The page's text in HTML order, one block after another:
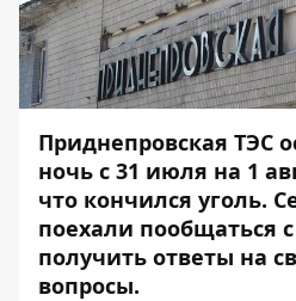
Приднепровская ТЭС
ночь с 31 июля на 1
что кончился уголь.
поехали пообщаться
получить ответы на
вопросы.